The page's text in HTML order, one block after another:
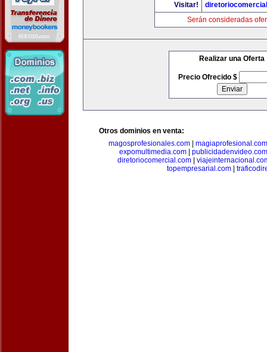
Visitar!
Serán consideradas
Realizar una Oferta
Precio Ofrecido $
Otros dominios en venta:
magosprofesionales.com
magiaprofesional.com
expomultimedia.com
publicidadenvideo.com
diretoriocomercial.com
topempresarial.com|